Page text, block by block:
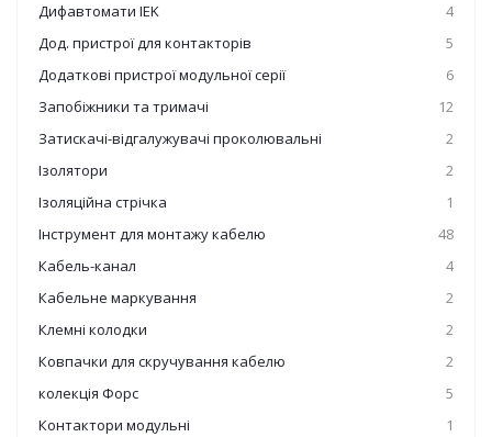
Дифавтомати IEK
4
Дод. пристрої для контакторів
5
Додаткові пристрої модульної серії
6
Запобіжники та тримачі
12
Затискачі-відгалужувачі проколювальні
2
Ізолятори
2
Ізоляційна стрічка
1
Інструмент для монтажу кабелю
48
Кабель-канал
4
Кабельне маркування
2
Клемні колодки
2
Ковпачки для скручування кабелю
2
колекція Форс
5
Контактори модульні
1